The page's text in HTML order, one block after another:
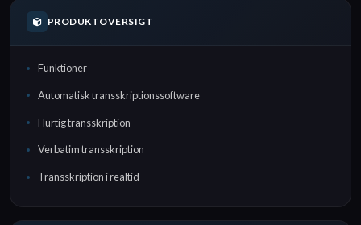
PRODUKTOVERSIGT
Funktioner
Automatisk transskriptionssoftware
Hurtig transskription
Verbatim transskription
Transskription i realtid